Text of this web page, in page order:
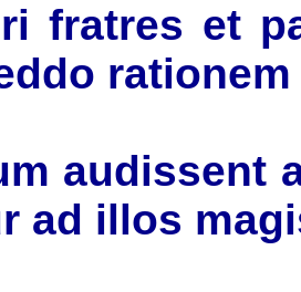
fratres et
rationem
audissent
ad illos